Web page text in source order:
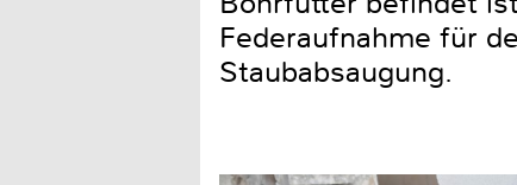
Federaufnahme für
Staubabsaugung.